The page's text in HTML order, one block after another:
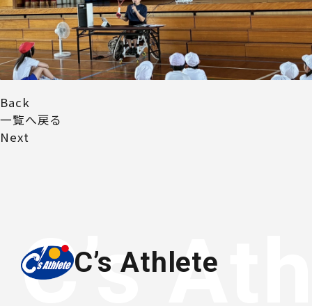
Back
一覧へ戻る
Next
C’s Athlete